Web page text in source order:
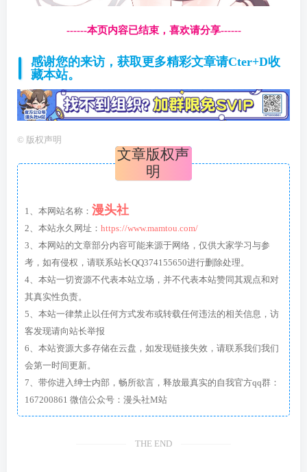
------本页内容已结束，喜欢请分享------
感谢您的来访，获取更多精彩文章请Cter+D收
藏本站。
© 版权声明
文章版权声
明
1、本网站名称： 漫头社
2、本站永久网址： https://www.mamtou.com/
3、本网站的文章部分内容可能来源于网络，仅供大家学习与参
考，如有侵权，请联系站长QQ374155650进行删除处理。
4、本站一切资源不代表本站立场，并不代表本站赞同其观点和对
其真实性负责。
5、本站一律禁止以任何方式发布或转载任何违法的相关信息，访
客发现请向站长举报
6、本站资源大多存储在云盘，如发现链接失效，请联系我们我们
会第一时间更新。
7、带你进入绅士内部，畅所欲言，释放最真实的自我官方qq群：
167200861 微信公众号：漫头社M站
THE END